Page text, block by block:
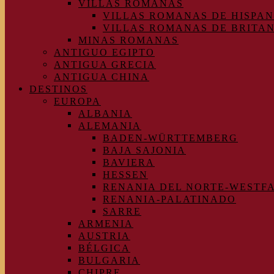
VILLAS ROMANAS
VILLAS ROMANAS DE
VILLAS ROMANAS DE
MINAS ROMANAS
ANTIGUO EGIPTO
ANTIGUA GRECIA
ANTIGUA CHINA
DESTINOS
EUROPA
ALBANIA
ALEMANIA
BADEN-WÜRTTEMBERG
BAJA SAJONIA
BAVIERA
HESSEN
RENANIA DEL NORTE-
RENANIA-PALATINADO
SARRE
ARMENIA
AUSTRIA
BÉLGICA
BULGARIA